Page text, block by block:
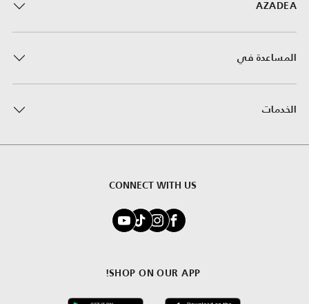
AZADEA
المساعدة في
الخدمات
CONNECT WITH US
SHOP ON OUR APP!